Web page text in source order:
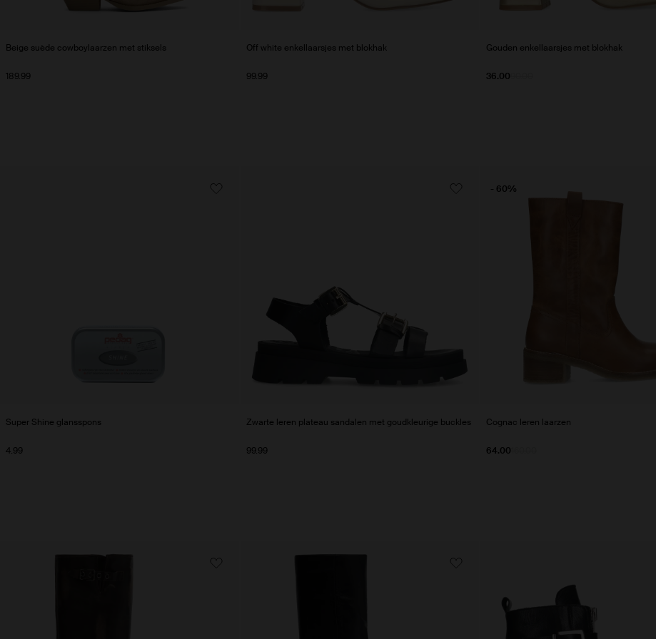
Beige suède cowboylaarzen met stiksels
189.99
Off white enkellaarsjes met blokhak
99.99
Gouden enkellaarsjes met blokhak
36.00
Super Shine glansspons
4.99
Zwarte leren plateau sandalen met goudkleurige buckles
99.99
Cognac leren laarzen
64.00
- 60%